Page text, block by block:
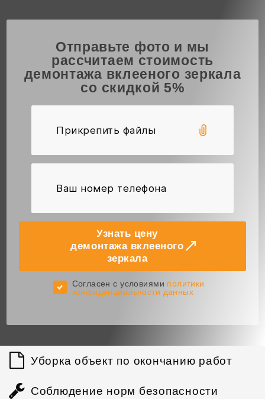
Отправьте фото и мы
рассчитаем стоимость
демонтажа вклееного зеркала
со скидкой 5%
Прикрепить файлы
Узнать цену
демонтажа вклееного
зеркала
Cогласен с условиями политики
конфиденциальности данных
Уборка объект по окончанию работ
Соблюдение норм безопасности